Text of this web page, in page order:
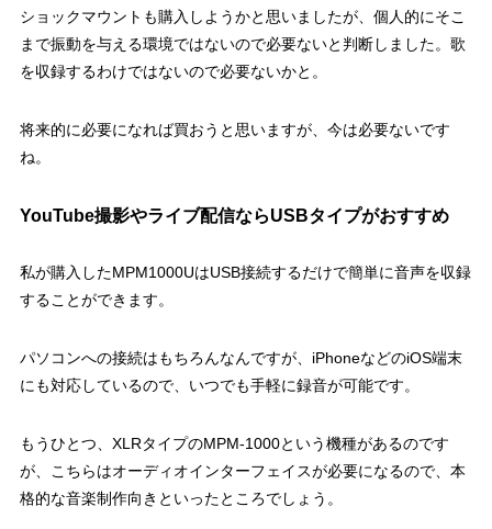
ショックマウントも購入しようかと思いましたが、個人的にそこ
まで振動を与える環境ではないので必要ないと判断しました。歌
を収録するわけではないので必要ないかと。
将来的に必要になれば買おうと思いますが、今は必要ないです
ね。
YouTube撮影やライブ配信ならUSBタイプがおすすめ
私が購入したMPM1000UはUSB接続するだけで簡単に音声を収録
することができます。
パソコンへの接続はもちろんなんですが、iPhoneなどのiOS端末
にも対応しているので、いつでも手軽に録音が可能です。
もうひとつ、XLRタイプのMPM-1000という機種があるのです
が、こちらはオーディオインターフェイスが必要になるので、本
格的な音楽制作向きといったところでしょう。